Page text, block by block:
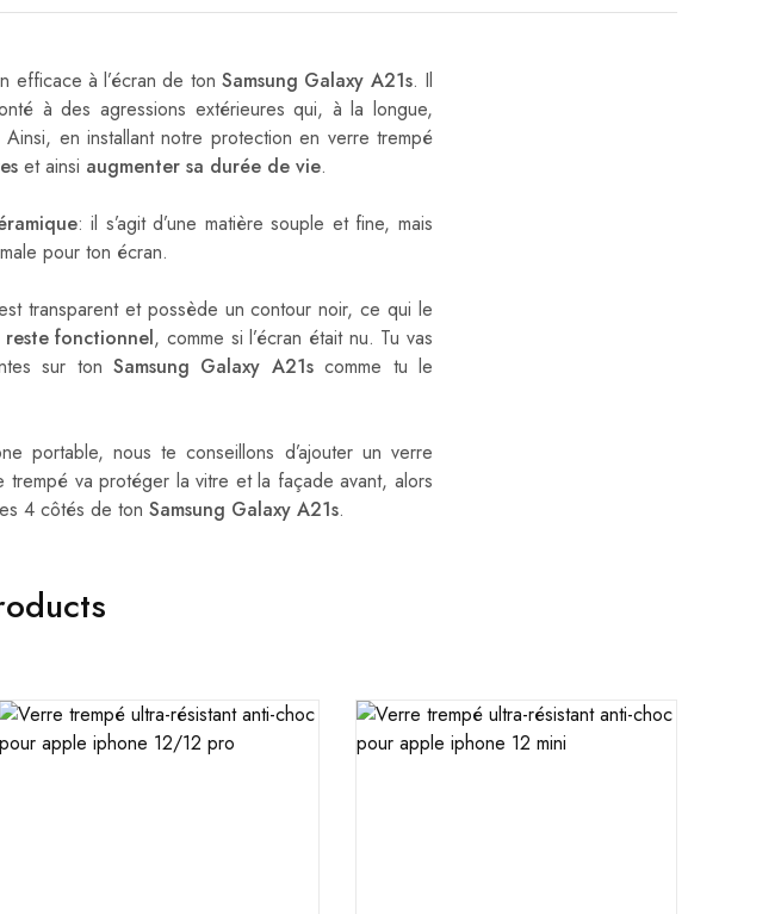
efficace à l’écran de tonSamsung Galaxy A21s. Il
à des agressions extérieures qui, à la longue,
en installant notre protection en verre trempé
et ainsi augmenter sa durée de vie.
: il s’agit d’une matière souple et fine, mais
pour ton écran.
transparent et possède un contour noir, ce qui le
fonctionnel, comme si l’écran était nu. Tu vas
sur ton Samsung Galaxy A21scomme tu le
portable, nous te conseillons d’ajouter un verre
trempé va protéger la vitre et la façade avant, alors
4 côtés de ton Samsung Galaxy A21s.